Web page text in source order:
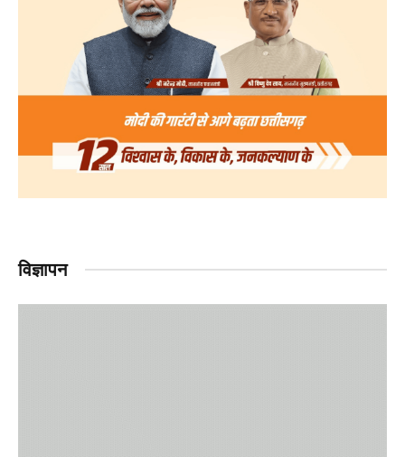
विज्ञापन